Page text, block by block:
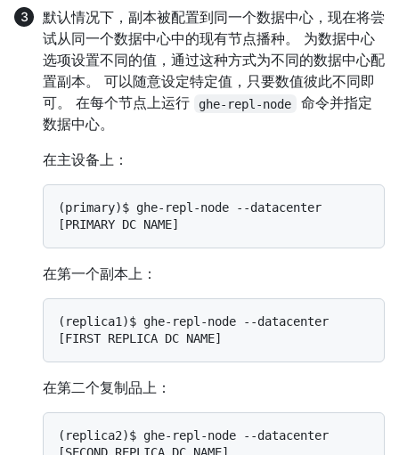
默认情况下，副本被配置到同一个数据中心，现在将尝
试从同一个数据中心中的现有节点播种。 为数据中心
选项设置不同的值，通过这种方式为不同的数据中心配
置副本。 可以随意设定特定值，只要数值彼此不同即
可。 在每个节点上运行
ghe-repl-node
命令并指定
数据中心。
在主设备上：
(primary)$ ghe-repl-node --datacenter
[PRIMARY DC NAME]
在第一个副本上：
(replica1)$ ghe-repl-node --datacenter
[FIRST REPLICA DC NAME]
在第二个复制品上：
(replica2)$ ghe-repl-node --datacenter